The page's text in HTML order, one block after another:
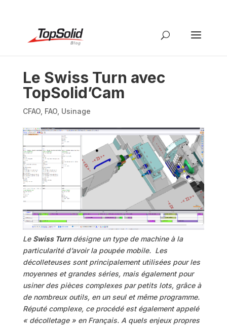
Le Swiss Turn avec
TopSolid’Cam
CFAO, FAO, Usinage
Le Swiss Turndésigne un type de machine à la
particularité d’avoir la poupée mobile. Les
décolleteuses sont principalement utilisées pour les
moyennes et grandes séries, mais également pour
usiner des pièces complexes par petits lots, grâce à
de nombreux outils, en un seul et même programme.
Réputé complexe, ce procédé est également appelé
« décolletage » en Français. A quels enjeux propres